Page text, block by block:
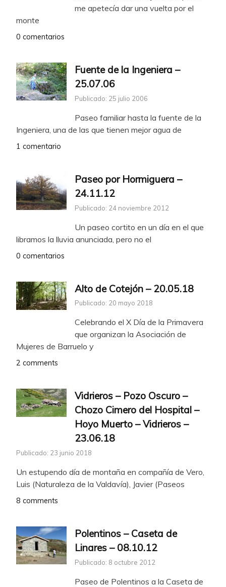
me apetecía dar una vuelta por el
monte
0 comentarios
Fuente de la Ingeniera –
25.07.06
Publicado: 25 julio 2006
Paseo familiar hasta la fuente de la
Ingeniera, una de las que tienen mejor agua de
1 comentario
Paseo por Hormiguera –
24.11.12
Publicado: 24 noviembre 2012
Un paseo cortito en un día en el que
libramos la lluvia anunciada, pero no el
0 comentarios
Alto de Cotejón – 20.05.18
Publicado: 20 mayo 2018
Celebrando el X Día de la Primavera
que organizan la Asociación de
Mujeres de Barruelo y
2 comments
Vidrieros – Pozo Oscuro –
Chozo Cimero del Hospital –
Hoyo Muerto – Vidrieros –
23.06.18
Publicado: 23 junio 2018
Un estupendo día de montaña en compañía de Vero,
Luis (Naturaleza de la Valdavía), Javier (Paseos
8 comments
Polentinos – Caseta de
Linares – 08.10.12
Publicado: 8 octubre 2012
Paseo de Polentinos a la Caseta de